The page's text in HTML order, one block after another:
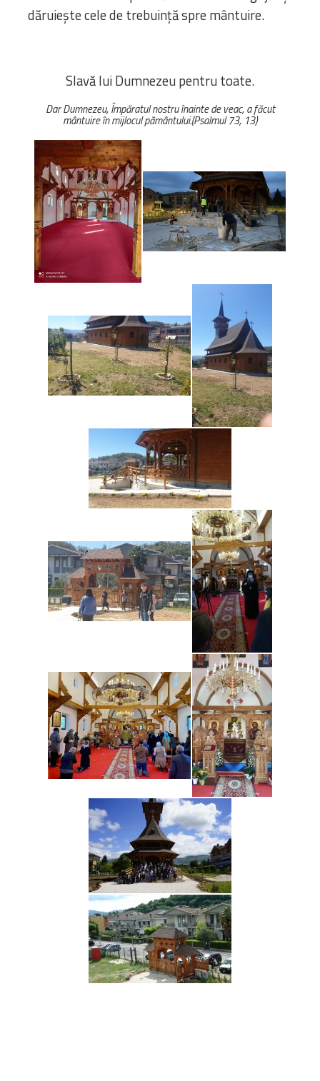
dăruiește cele de trebuință spre mântuire.
Slavă lui Dumnezeu pentru toate.
Dar Dumnezeu, Împăratul nostru înainte de veac, a făcut
mântuire în mijlocul pământului.(Psalmul 73, 13)